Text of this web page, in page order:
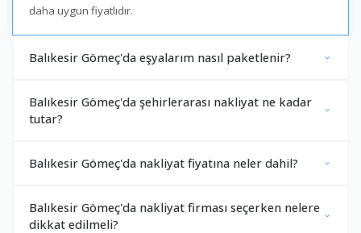
daha uygun fiyatlıdır.
Balıkesir Gömeç'da eşyalarım nasıl paketlenir?
Balıkesir Gömeç'da şehirlerarası nakliyat ne kadar
tutar?
Balıkesir Gömeç'da nakliyat fiyatına neler dahil?
Balıkesir Gömeç'da nakliyat firması seçerken nelere
dikkat edilmeli?